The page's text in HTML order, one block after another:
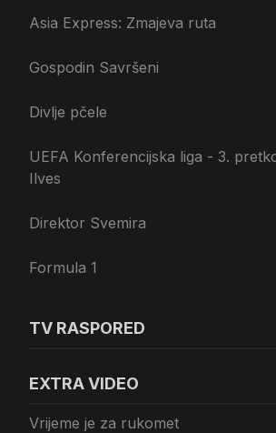
Asia Express: Zmajeva ruta
Gospodin Savršeni
Divlje pčele
UEFA Konferencijska liga - 3.
Ilves
Direktor Svemira
Formula 1
TV RASPORED
EXTRA VIDEO
Vrijeme je za rukomet